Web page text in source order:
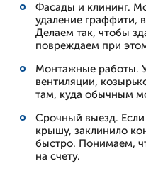
Фасады и клининг.
удаление граффити,
Делаем так, чтобы
повреждаем при
Монтажные работы.
вентиляции,
там, куда обычным
Срочный выезд. Если
крышу, заклинило
быстро. Понимаем,
на счету.